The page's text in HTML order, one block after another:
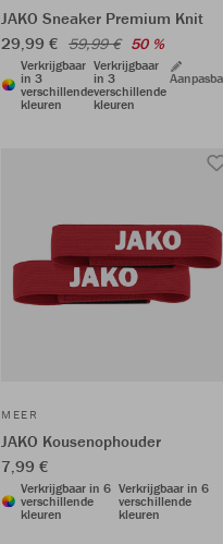
JAKO Sneaker Premium Knit
29,99 € 59,99 € 50 %
Verkrijgbaar
in 3
verschillende
kleuren
Verkrijgbaar
in 3
verschillende
kleuren
MEER
JAKO Kousenophouder
7,99 €
Verkrijgbaar in 6
verschillende
kleuren
Verkrijgbaar in 6
verschillende
kleuren